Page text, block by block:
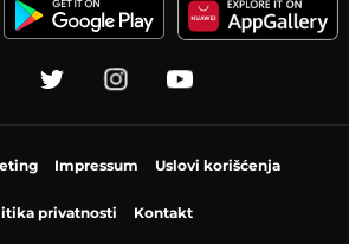
Impressum Uslovi korišćenja
privatnosti Kontakt